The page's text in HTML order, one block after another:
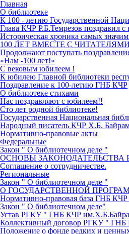
Главная
О библиотеке
К 100 - летию Государственной
Глава КЧР Р.Б.Темрезов поздравил
Историческая хроника самых
100 ЛЕТ ВМЕСТЕ С ЧИТАТЕЛЯМИ
Продолжают поступать
«Нам -100 лет!»
С вековым юбилеем !
К юбилею Главной библиотеки
Поздравление к 100-летию ГНБ КЧР
О библиотеке стихами
Нас поздравляют с юбилеем!!
Сто лет родной библиотеке!
Государственная Национальная
Народный писатель КЧР Х.Б.
Нормативно-правовые акты
Федеральные
Закон " О библиотечном деле "
ОСНОВЫ ЗАКОНОДАТЕЛЬСТВА
Соглашение о сотрудничестве.
Региональные
Закон " О библиотечном деле "
О ГОСУДАРСТВЕННОЙ
Нормативно-правовая база ГНБ
Закон " О библиотечном деле"
Устав РГКУ " ГНБ КЧР
Коллективный договор РГКУ " ГНБ
Положение о фонде редких и